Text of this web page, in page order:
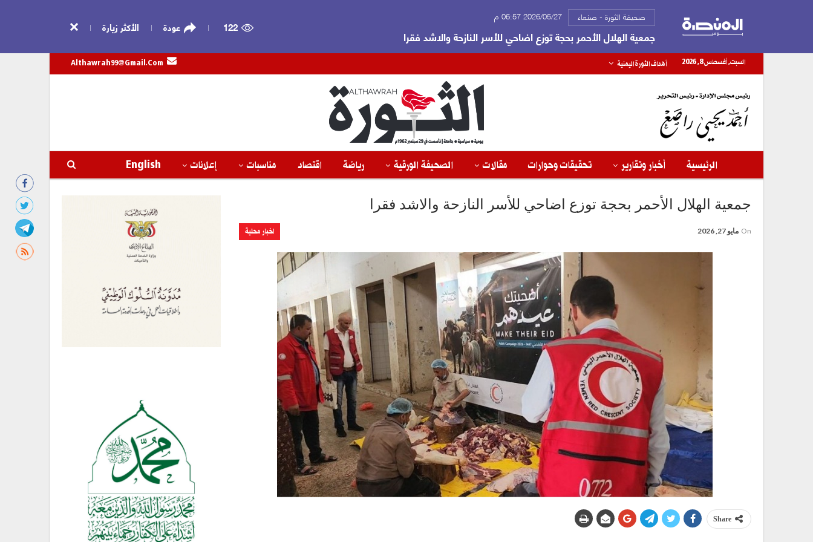
صحيفة الثورة - صنعاء 2026/05/27 06:57 م
جمعية الهلال الأحمر بحجة توزع اضاحي للأسر النازحة والاشد فقرا
122 عودة الأكثر زيارة